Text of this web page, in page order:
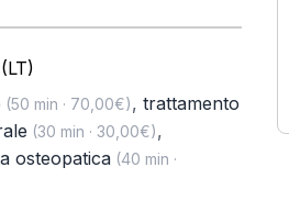
(50 min · 70,00€), trattamento
(30 min · 30,00€),
osteopatica(40 min ·